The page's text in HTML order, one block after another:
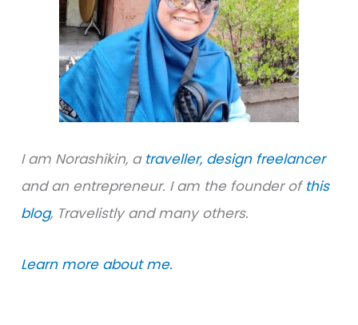
I am Norashikin, a traveller, design freelancer
and an entrepreneur. I am the founder of this
blog, Travelistly and many others.
Learn more about me.